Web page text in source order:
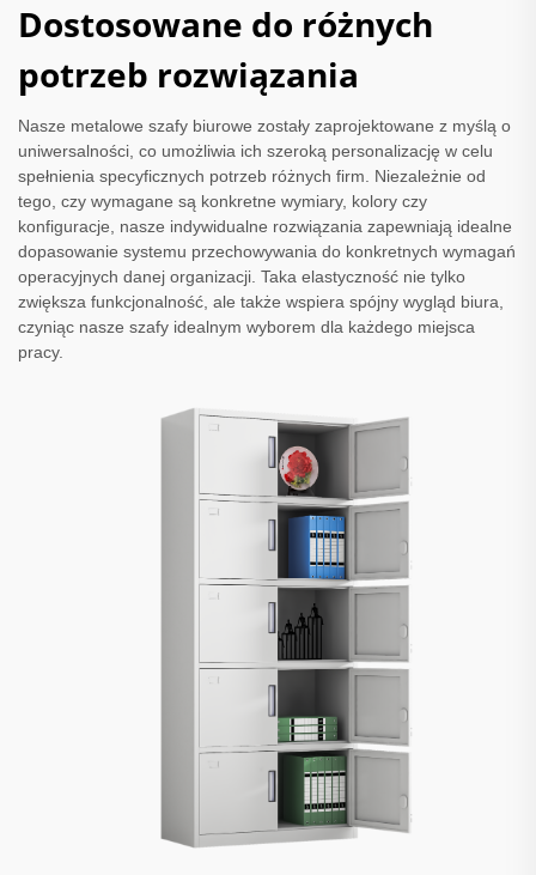
Dostosowane do różnych
potrzeb rozwiązania
Nasze metalowe szafy biurowe zostały zaprojektowane z myślą o
uniwersalności, co umożliwia ich szeroką personalizację w celu
spełnienia specyficznych potrzeb różnych firm. Niezależnie od
tego, czy wymagane są konkretne wymiary, kolory czy
konfiguracje, nasze indywidualne rozwiązania zapewniają idealne
dopasowanie systemu przechowywania do konkretnych wymagań
operacyjnych danej organizacji. Taka elastyczność nie tylko
zwiększa funkcjonalność, ale także wspiera spójny wygląd biura,
czyniąc nasze szafy idealnym wyborem dla każdego miejsca
pracy.